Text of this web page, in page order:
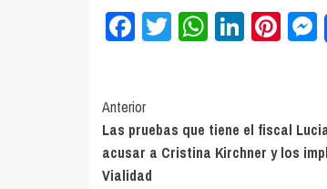
Facebook
Twitter
Navegación
de
entradas
Anterior
Las pruebas que tiene el fiscal
acusar a Cristina Kirchner y los
Vialidad